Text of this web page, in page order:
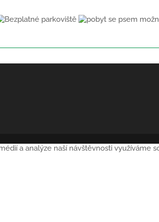
a analýze naší návštěvnosti využíváme